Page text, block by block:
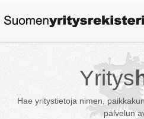
Yritys
Hae yritystietoja nimen,
palvelun